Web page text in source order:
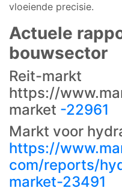
vloeiende precisie.
Actuele
bouwsector
Reit-markt
https://
market -22961
Markt voor
https://
com/reports/
market-23491